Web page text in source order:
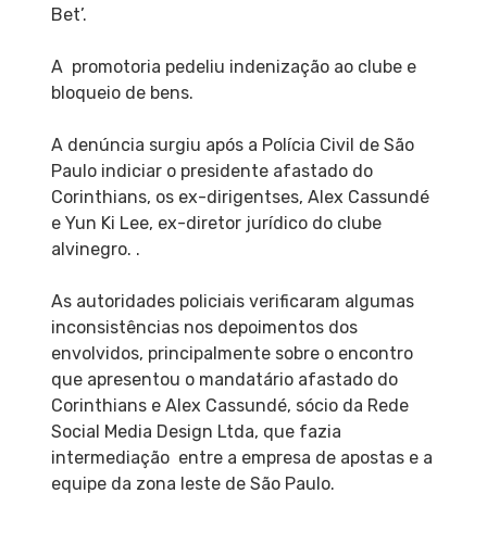
Bet’.
A promotoria pedeliu indenização ao clube e
bloqueio de bens.
A denúncia surgiu após a Polícia Civil de São
Paulo indiciar o presidente afastado do
Corinthians, os ex-dirigentses, Alex Cassundé
e Yun Ki Lee, ex-diretor jurídico do clube
alvinegro. .
As autoridades policiais verificaram algumas
inconsistências nos depoimentos dos
envolvidos, principalmente sobre o encontro
que apresentou o mandatário afastado do
Corinthians e Alex Cassundé, sócio da Rede
Social Media Design Ltda, que fazia
intermediação entre a empresa de apostas e a
equipe da zona leste de São Paulo.